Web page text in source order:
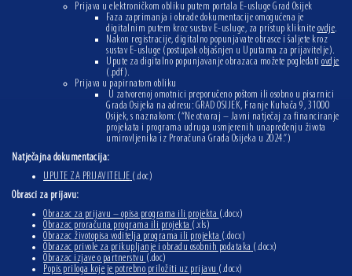
Prijava u elektroničkom obliku putem portala E-usluge Grad Osijek
Faza zaprimanja i obrade dokumentacije omogućena je
digitalnim putem kroz sustav E-usluge, za pristup kliknite ovdje.
Nakon registracije, digitalno popunjavate obrasce i šaljete kroz
sustav E-usluge (postupak objašnjen u Uputama za prijavitelje).
Upute za digitalno popunjavanje obrazaca možete pogledati ovdje
(.pdf).
Prijava u papirnatom obliku
U zatvorenoj omotnici preporučeno poštom ili osobno u pisarnici
Grada Osijeka na adresu: GRAD OSIJEK, Franje Kuhača 9, 31000
Osijek, s naznakom: (“Ne otvaraj – Javni natječaj za financiranje
projekata i programa udruga usmjerenih unapređenju života
umirovljenika iz Proračuna Grada Osijeka u 2024.”)
Natječajna dokumentacija:
UPUTE ZA PRIJAVITELJE (.doc)
Obrasci za prijavu:
Obrazac za prijavu – opisa programa ili projekta (.docx)
Obrazac proračuna programa ili projekta (.xls)
Obrazac životopisa voditelja programa ili projekta (.docx)
Obrazac privole za prikupljanje i obradu osobnih podataka (.docx)
Obrazac izjave o partnerstvu (.doc)
Popis priloga koje je potrebno priložiti uz prijavu (.docx)